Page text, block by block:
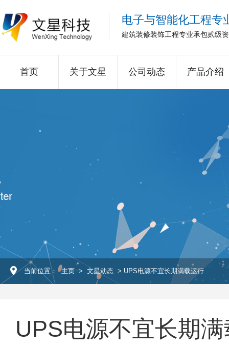
电子与智能化工程专
建筑装修装饰工程专业承包贰级
首页 关于文星 公司动态 产品介绍
当前位置： 主页 > 文星动态 > UPS电源不宜长期满载运行
UPS电源不宜长期